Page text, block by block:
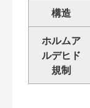
構造
ホルムア
ルデヒド
規制